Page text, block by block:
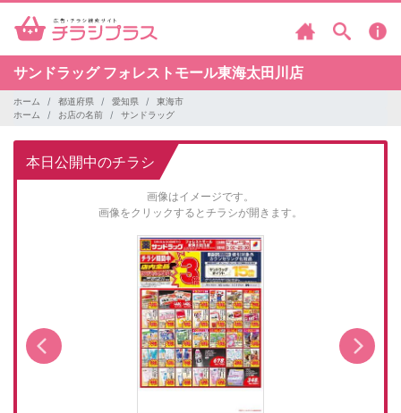
サンドラッグ フォレストモール東海太田川店
ホーム 都道府県 愛知県
東海市
ホーム
お店の名前 サンドラッグ
本日公開中のチラシ
画像はイメージです。
画像をクリックするとチラシが開きます。